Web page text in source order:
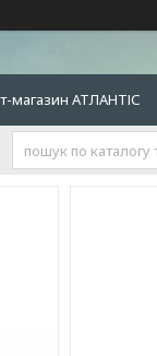
магазин АТЛАНТІС